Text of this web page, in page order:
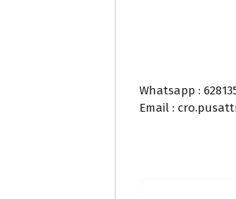
Whatsapp :
Email :